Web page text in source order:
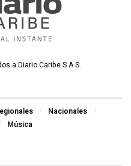
a Diario Caribe S.A.S.
Nacionales
Música